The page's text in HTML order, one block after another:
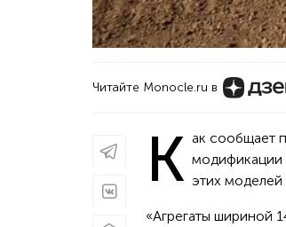
Читайте Monocle.ru в
К ак сообщает
модификации
этих моделей
«Агрегаты шириной